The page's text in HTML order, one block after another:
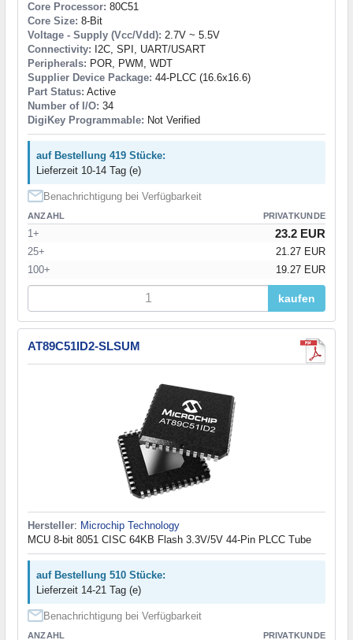
Core Processor: 80C51
Core Size: 8-Bit
Voltage - Supply (Vcc/Vdd): 2.7V ~ 5.5V
Connectivity: I2C, SPI, UART/USART
Peripherals: POR, PWM, WDT
Supplier Device Package: 44-PLCC (16.6x16.6)
Part Status: Active
Number of I/O: 34
DigiKey Programmable: Not Verified
auf Bestellung 419 Stücke:
Lieferzeit 10-14 Tag (e)
Benachrichtigung bei Verfügbarkeit
ANZAHL PRIVATKUNDE
1+ 23.2 EUR
25+
21.27 EUR
100+
19.27 EUR
kaufen
AT89C51ID2-SLSUM
Hersteller: Microchip Technology
MCU 8-bit 8051 CISC 64KB Flash 3.3V/5V 44-Pin PLCC Tube
auf Bestellung 510 Stücke:
Lieferzeit 14-21 Tag (e)
Benachrichtigung bei Verfügbarkeit
ANZAHL PRIVATKUNDE